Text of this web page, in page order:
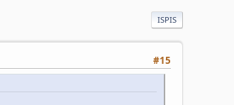
ISPIS
#15